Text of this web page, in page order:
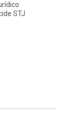
STJ